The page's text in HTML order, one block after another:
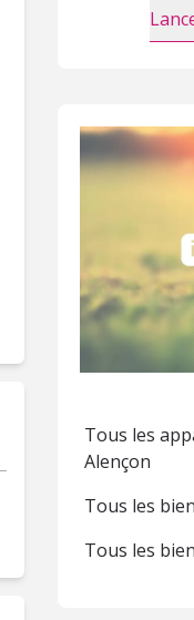
Tous les
Alençon
Tous les
Tous les